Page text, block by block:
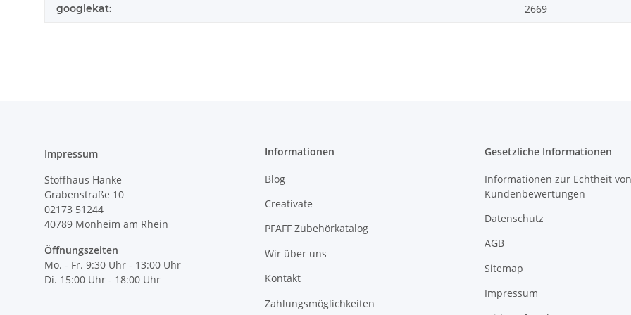
googlekat: 2669
Impressum
Stoffhaus Hanke
Grabenstraße 10
02173 51244
40789 Monheim am Rhein
Öffnungszeiten
Mo. - Fr. 9:30 Uhr - 13:00 Uhr
Di. 15:00 Uhr - 18:00 Uhr
Informationen
Blog
Creativate
PFAFF Zubehörkatalog
Wir über uns
Kontakt
Zahlungsmöglichkeiten
Gesetzliche Informationen
Informationen zur Echtheit von
Kundenbewertungen
Datenschutz
AGB
Sitemap
Impressum